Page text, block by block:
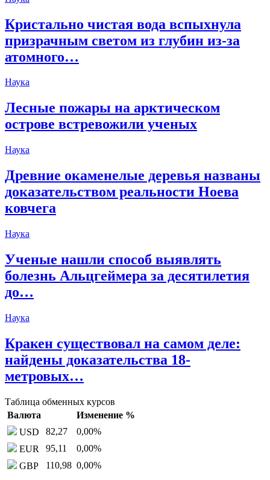
Кристально чистая вода вспыхнула
призрачным светом из глубин из-за
атомного…
Наука
Лесные пожары на арктическом
острове встревожили ученых
Наука
Древние окаменелые деревья названы
доказательством реальности Ноева
ковчега
Наука
Ученые нашли способ выявлять
болезнь Альцгеймера за десятилетия
до…
Наука
Кракен существовал на самом деле:
найдены доказательства 18-
метровых…
Таблица обменных курсов
Валюта
Изменение %
USD
82,27 0,00%
EUR
95,11 0,00%
GBP
110,98 0,00%